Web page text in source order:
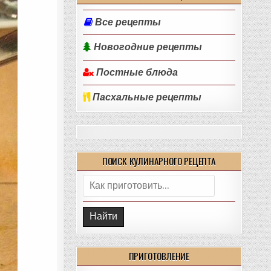
Все рецепты
Новогодние рецепты
Постные блюда
Пасхальные рецепты
ПОИСК КУЛИНАРНОГО РЕЦЕПТА
Поиск:
ПРИГОТОВЛЕНИЕ